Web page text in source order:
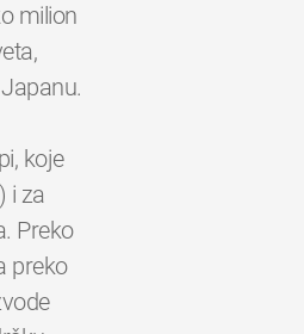
milion
koje
i za
Preko
preko